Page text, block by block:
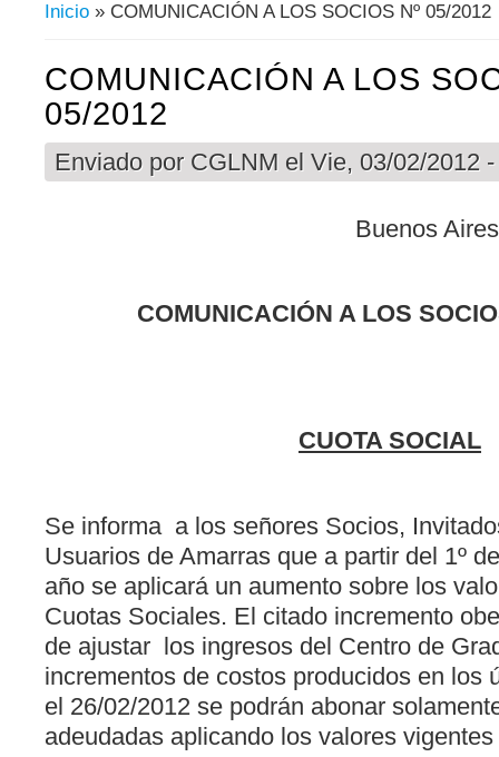
Inicio » COMUNICACIÓN A LOS SOCIOS Nº 05/2012
COMUNICACIÓN A LOS
05/2012
Enviado por CGLNM el Vie, 03/02/2012
Buenos
COMUNICACIÓN A LOS
CUOTA SOCIAL
Se informa a los señores Socios,
Usuarios de Amarras que a partir del 1º
año se aplicará un aumento sobre los
Cuotas Sociales. El citado incremento
de ajustar los ingresos del Centro de
incrementos de costos producidos en los
el 26/02/2012 se podrán abonar
adeudadas aplicando los valores